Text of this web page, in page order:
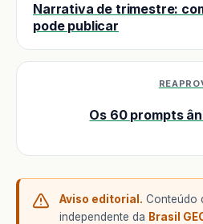
Narrativa de trimestre:
pode publicar
Os 60 prompts
Aviso editorial. Conteúdo
independente da Brasil